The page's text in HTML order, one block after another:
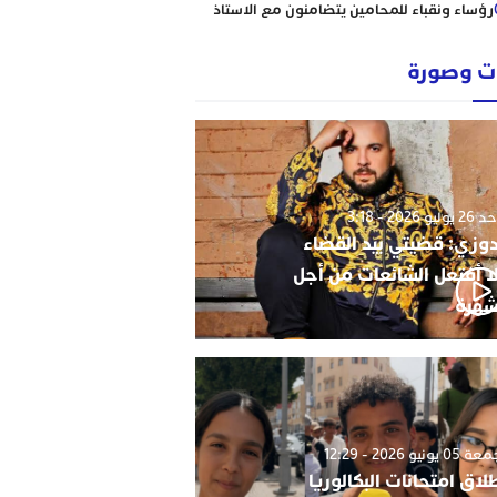
رؤساء ونقباء للمحامين يتضامنون مع الاستاذ
من يحمي وجدة من كارثة عقارية وشيكة؟
أحكام نافذة، رسوم مجمدة، ومشاريع
سكنية مشبوهة تهدد هيبة القانون وأمن
التعمير
استئنافية الرباط تنظر في سراح النقيب زيان؛
والدفاع يتمسك بالمادة 364 من المسطرة
الجنائية
وصورة
2026 - 3:18
قضيتي بيد القضاء
أفتعل الشائعات من أجل
يونيو 2026 - 12:29
امتحانات البكالوريا